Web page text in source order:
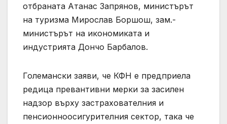
отбраната Атанас Запрянов, министърът
на туризма Мирослав Боршош, зам.-
министърът на икономиката и
индустрията Дончо Барбалов.
Големански заяви, че КФН е предприела
редица превантивни мерки за засилен
надзор върху застрахователния и
пенсионноосигурителния сектор, така че